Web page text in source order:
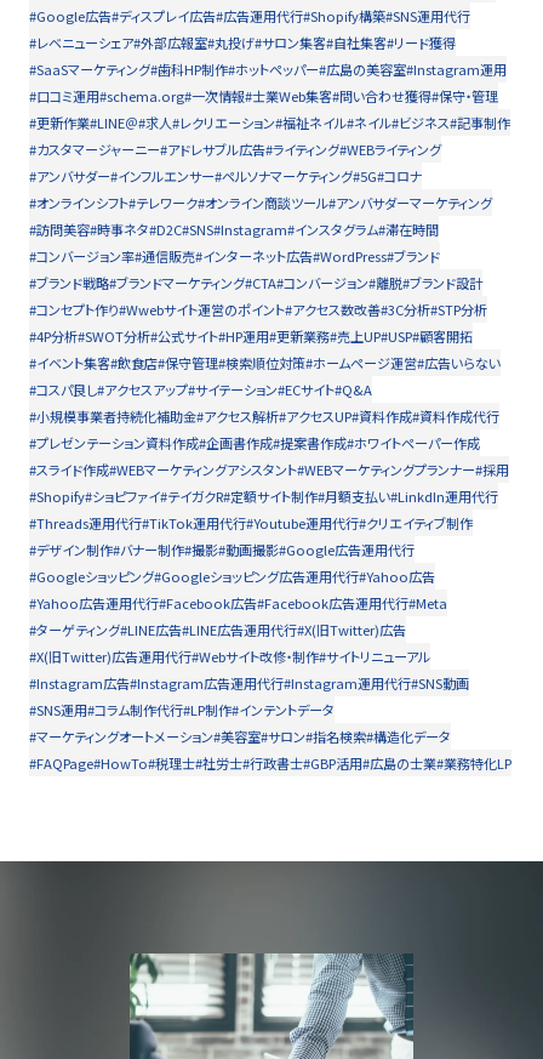
#Google広告#ディスプレイ広告#広告運用代行#Shopify構築#SNS運用代行
#レベニューシェア#外部広報室#丸投げ#サロン集客#自社集客#リード獲得
#SaaSマーケティング#歯科HP制作#ホットペッパー#広島の美容室#Instagram運用
#口コミ運用#schema.org#一次情報#士業Web集客#問い合わせ獲得#保守・管理
#更新作業#LINE＠#求人#レクリエーション#福祉ネイル#ネイル#ビジネス#記事制作
#カスタマージャーニー#アドレサブル広告#ライティング#WEBライティング
#アンバサダー#インフルエンサー#ペルソナマーケティング#5G#コロナ
#オンラインシフト#テレワーク#オンライン商談ツール#アンバサダーマーケティング
#訪問美容#時事ネタ#D2C#SNS#Instagram#インスタグラム#滞在時間
#コンバージョン率#通信販売#インターネット広告#WordPress#ブランド
#ブランド戦略#ブランドマーケティング#CTA#コンバージョン#離脱#ブランド設計
#コンセプト作り#Wwebサイト運営のポイント#アクセス数改善#3C分析#STP分析
#4P分析#SWOT分析#公式サイト#HP運用#更新業務#売上UP#USP#顧客開拓
#イベント集客#飲食店#保守管理#検索順位対策#ホームページ運営#広告いらない
#コスパ良し#アクセスアップ#サイテーション#ECサイト#Q&A
#小規模事業者持続化補助金#アクセス解析#アクセスUP#資料作成#資料作成代行
#プレゼンテーション資料作成#企画書作成#提案書作成#ホワイトペーパー作成
#スライド作成#WEBマーケティングアシスタント#WEBマーケティングプランナー#採用
#Shopify#ショピファイ#テイガクR#定額サイト制作#月額支払い#LinkdIn運用代行
#Threads運用代行#TikTok運用代行#Youtube運用代行#クリエイティブ制作
#デザイン制作#バナー制作#撮影#動画撮影#Google広告運用代行
#Googleショッピング#Googleショッピング広告運用代行#Yahoo広告
#Yahoo広告運用代行#Facebook広告#Facebook広告運用代行#Meta
#ターゲティング#LINE広告#LINE広告運用代行#X(旧Twitter)広告
#X(旧Twitter)広告運用代行#Webサイト改修・制作#サイトリニューアル
#Instagram広告#Instagram広告運用代行#Instagram運用代行#SNS動画
#SNS運用#コラム制作代行#LP制作#インテントデータ
#マーケティングオートメーション#美容室#サロン#指名検索#構造化データ
#FAQPage#HowTo#税理士#社労士#行政書士#GBP活用#広島の士業#業務特化LP